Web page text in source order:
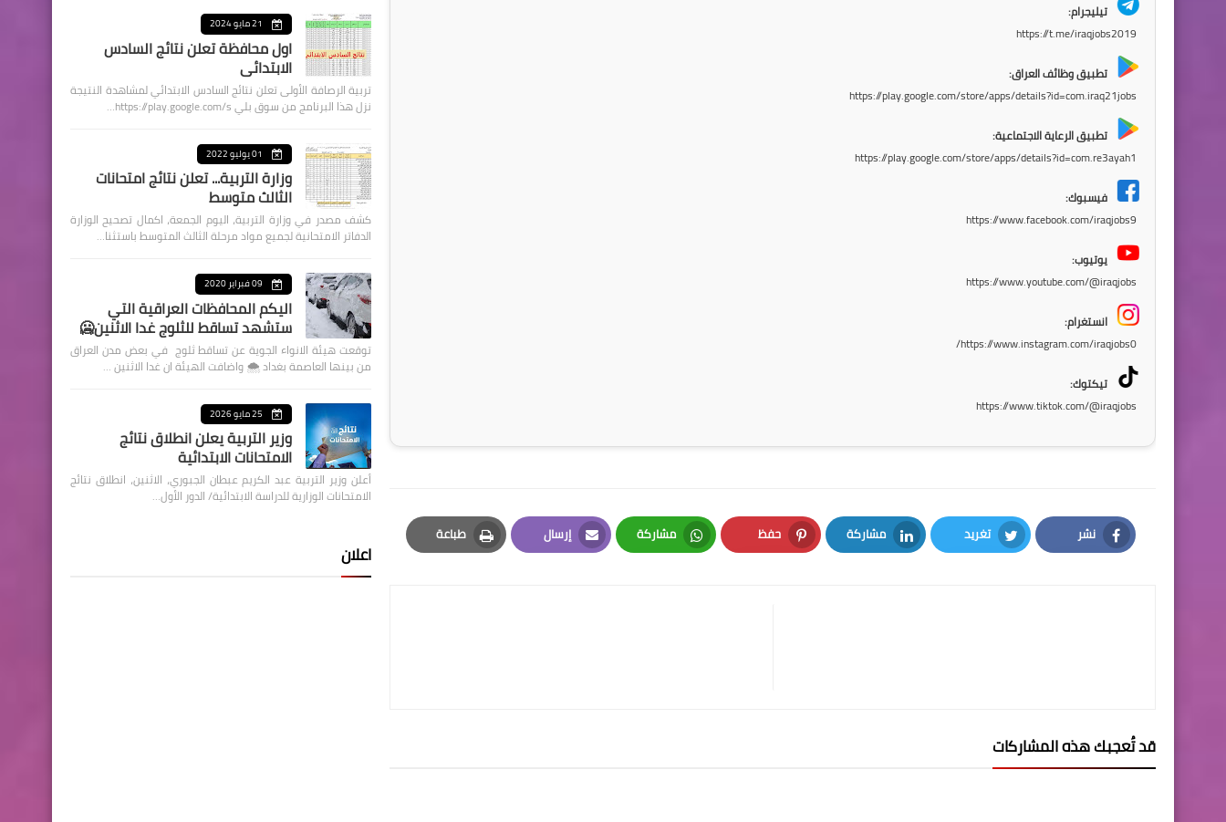
تيليجرام:
https://t.me/iraqjobs2019
تطبيق وظائف العراق:
https://play.google.com/store/apps/details?id=com.iraq21jobs
تطبيق الرعاية الاجتماعية:
https://play.google.com/store/apps/details?id=com.re3ayah1
فيسبوك:
https://www.facebook.com/iraqjobs9
يوتيوب:
https://www.youtube.com/@iraqjobs
انستغرام:
https://www.instagram.com/iraqjobs0/
تيكتوك:
https://www.tiktok.com/@iraqjobs
نشر
Facebook
تغريد
Twitter
مشاركة
LinkedIn
حفظ
Pinterest
مشاركة
Whatsapp
إرسال
Email
طباعة
Print
قد تُعجبك هذه المشاركات
21 مايو 2024
اول محافظة تعلن نتائج السادس
الابتدائي
تربية الرصافة الأولى تعلن نتائج السادس الابتدائي لمشاهدة النتيجة
نزل هذا البرنامج من سوق بلي https://play.google.com/s…
01 يوليو 2022
وزارة التربية... تعلن نتائج امتحانات
الثالث متوسط
كشف مصدر في وزارة التربية، اليوم الجمعة، اكمال تصحيح الوزارة
الدفاتر الامتحانية لجميع مواد مرحلة الثالث المتوسط باستثنا…
09 فبراير 2020
اليكم المحافظات العراقية التي
ستشهد تساقط للثلوج غدا الاثنين🥶
توقعت هيئة الانواء الجوية عن تساقط ثلوج في بعض مدن العراق
من بينها العاصمة بغداد ⁦🌨️⁩ واضافت الهيئة ان غدا الاثنين …
25 مايو 2026
وزير التربية يعلن انطلاق نتائج
الامتحانات الابتدائية
أعلن وزير التربية عبد الكريم عبطان الجبوري، الاثنين، انطلاق نتائج
الامتحانات الوزارية للدراسة الابتدائية/ الدور الأول…
اعلان